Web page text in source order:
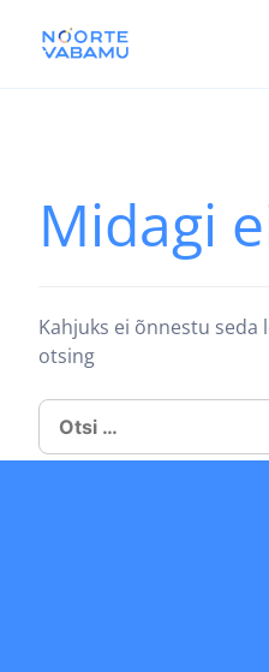
Midagi
Kahjuks ei õnnestu seda
otsing
Otsi: